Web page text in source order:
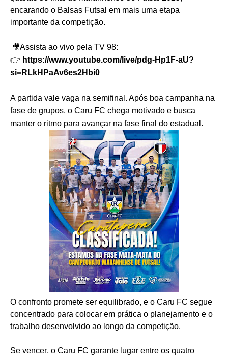
encarando o Balsas Futsal em mais uma etapa
importante da competição.
🎥Assista ao vivo pela TV 98:
👉 https://www.youtube.com/live/pdg-Hp1F-aU?
si=RLkHPaAv6es2Hbi0
A partida vale vaga na semifinal . Após boa campanha na
fase de grupos, o Caru FC chega motivado e busca
manter o ritmo para avançar na fase final do estadual.
O confronto promete ser equilibrado, e o Caru FC segue
concentrado para colocar em prática o planejamento e o
trabalho desenvolvido ao longo da competição.
Se vencer, o Caru FC garante lugar entre os quatro